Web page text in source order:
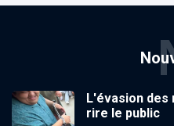
L'évasion des
rire le public